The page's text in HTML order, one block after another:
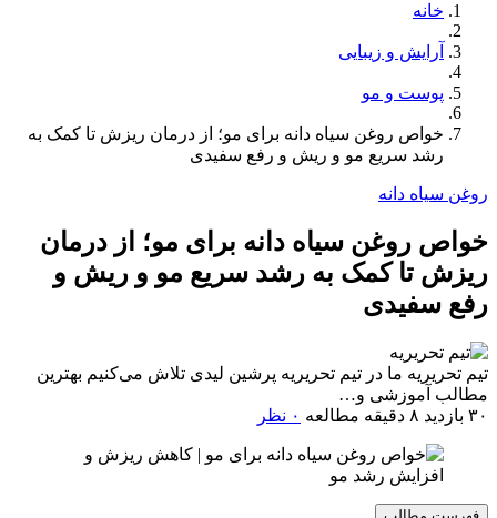
خانه
آرایش و زیبایی
پوست و مو
خواص روغن سیاه دانه برای مو؛ از درمان ریزش تا کمک به
رشد سریع مو و ریش و رفع سفیدی
روغن سیاه دانه
خواص روغن سیاه دانه برای مو؛ از درمان
ریزش تا کمک به رشد سریع مو و ریش و
رفع سفیدی
تیم تحریریه ما در تیم تحریریه پرشین لیدی تلاش می‌کنیم بهترین
مطالب آموزشی و…
۳۰ بازدید
۸ دقیقه مطالعه ۰ نظر